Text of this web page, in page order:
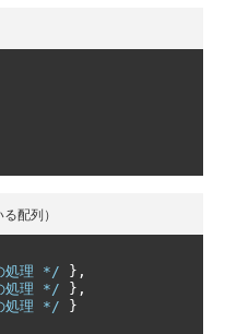
配列）
処理 */
},
処理 */
},
処理 */
}